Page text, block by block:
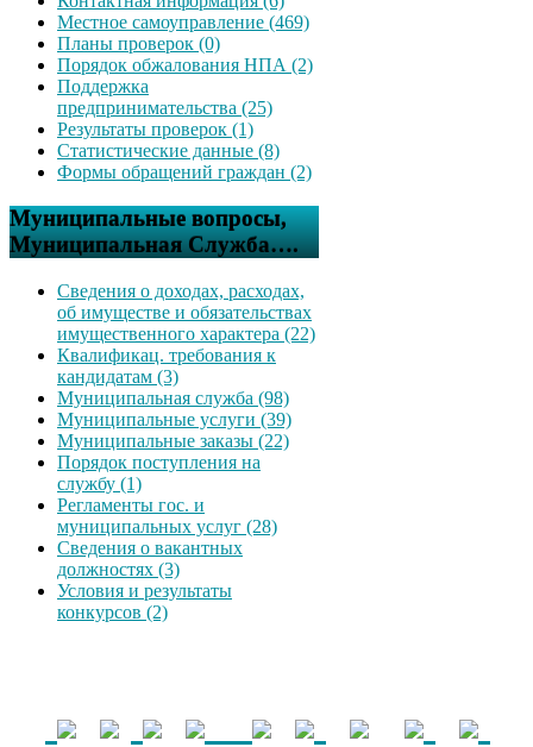
Местное самоуправление (469)
Планы проверок (0)
Порядок обжалования НПА (2)
Поддержка
предпринимательства (25)
Результаты проверок (1)
Статистические данные (8)
Формы обращений граждан (2)
Муниципальные вопросы,
Муниципальная Служба….
Сведения о доходах, расходах,
об имуществе и обязательствах
имущественного характера (22)
Квалификац. требования к
кандидатам (3)
Муниципальная служба (98)
Муниципальные услуги (39)
Муниципальные заказы (22)
Порядок поступления на
службу (1)
Регламенты гос. и
муниципальных услуг (28)
Сведения о вакантных
должностях (3)
Условия и результаты
конкурсов (2)